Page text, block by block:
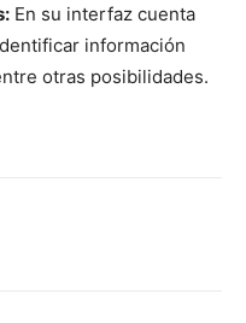
En su interfaz cuenta
información
otras posibilidades.